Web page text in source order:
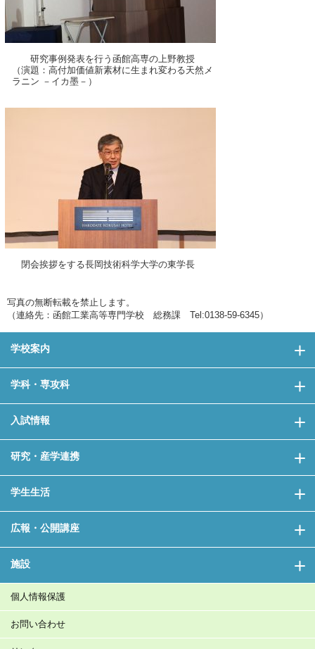
研究事例発表を行う函館高専の上野教授
（演題：高付加価値新素材に生まれ変わる天然メ
ラニン －イカ墨－）
閉会挨拶をする長岡技術科学大学の東学長
写真の無断転載を禁止します。
（連絡先：函館工業高等専門学校 総務課 Tel:0138-59-6345）
学校案内
学科・専攻科
入試情報
研究・産学連携
学生生活
広報・公開講座
施設
個人情報保護
お問い合わせ